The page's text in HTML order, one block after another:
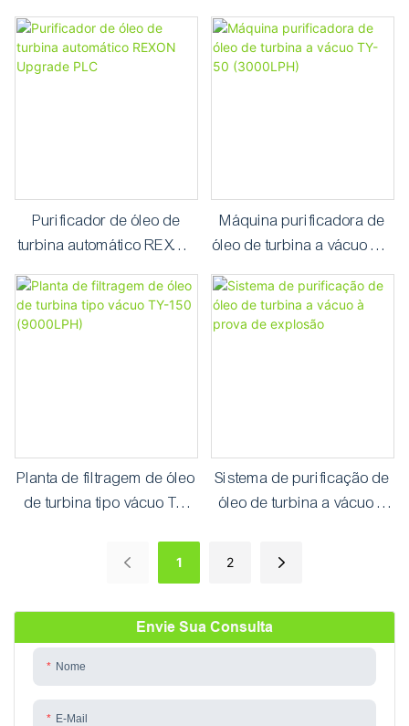
Envie Sua Consulta
Nome
E-Mail
vácuo TY
sistema de operação
totalmente automático
Purificador de óleo de
turbina automático REXON
Upgrade PLC
Máquina purificadora de
óleo de turbina a vácuo TY-
50 (3000LPH)
Planta de filtragem de óleo
de turbina tipo vácuo TY-
Sistema de purificação de
óleo de turbina a vácuo à
1 2